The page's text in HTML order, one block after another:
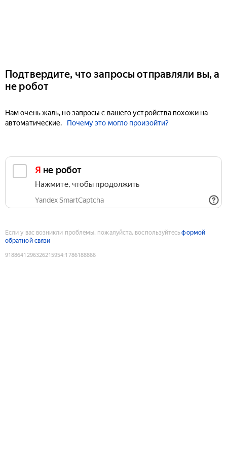
Подтвердите, что запросы отправляли вы, а
не робот
Нам очень жаль, но запросы с вашего устройства похожи на
автоматические.
Почему это могло произойти?
Я не робот
Нажмите, чтобы продолжить
Yandex SmartCaptcha
Если у вас возникли проблемы, пожалуйста, воспользуйтесьформой
обратной связи
9188641296326215954:1786188866